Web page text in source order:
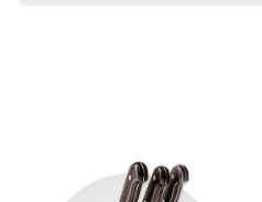
del momento!